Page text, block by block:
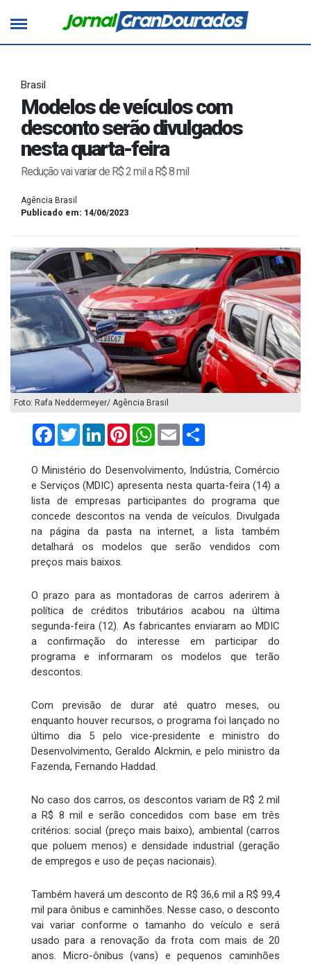
Brasil
Modelos de veículos com
desconto serão divulgados
nesta quarta-feira
Redução vai variar de R$ 2 mil a R$ 8 mil
Agência Brasil
Publicado em: 14/06/2023
Foto: Rafa Neddermeyer/ Agência Brasil
FacebookTwitterLinkedInPinterestWhatsApp
Email
O Ministério do Desenvolvimento, Indústria, Comércio
e Serviços (MDIC) apresenta nesta quarta-feira (14) a
lista de empresas participantes do programa que
concede descontos na venda de veículos. Divulgada
na página da pasta na internet, a lista também
detalhará os modelos que serão vendidos com
preços mais baixos.
O prazo para as montadoras de carros aderirem à
política de créditos tributários acabou na última
segunda-feira (12). As fabricantes enviaram ao MDIC
a confirmação do interesse em participar do
programa e informaram os modelos que terão
descontos.
Com previsão de durar até quatro meses, ou
enquanto houver recursos, o programa foi lançado no
último dia 5 pelo vice-presidente e ministro do
Desenvolvimento, Geraldo Alckmin, e pelo ministro da
Fazenda, Fernando Haddad.
No caso dos carros, os descontos variam de R$ 2 mil
a R$ 8 mil e serão concedidos com base em três
critérios: social (preço mais baixo), ambiental (carros
que poluem menos) e densidade industrial (geração
de empregos e uso de peças nacionais).
Também haverá um desconto de R$ 36,6 mil a R$ 99,4
mil para ônibus e caminhões. Nesse caso, o desconto
vai variar conforme o tamanho do veículo e será
usado para a renovação da frota com mais de 20
anos. Micro-ônibus (vans) e pequenos caminhões